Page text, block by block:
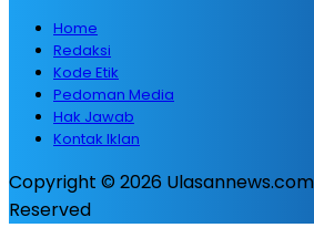
Home
Redaksi
Kode Etik
Pedoman Media
Hak Jawab
Kontak Iklan
Copyright © 2026
Reserved